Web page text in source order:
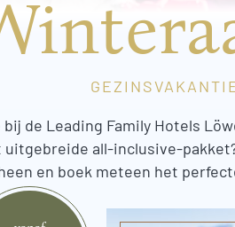
bij de Leading Family Hotels
uitgebreide all-inclusive-
en boek meteen het